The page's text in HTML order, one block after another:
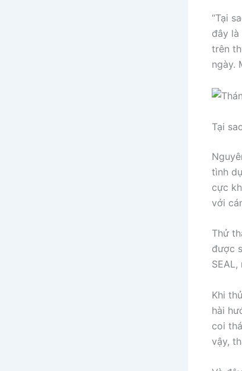
“Tại
đây là
trên
ngày.
Tại
tình
cực
với
Thử
được
Khi
hài
coi
vậy,